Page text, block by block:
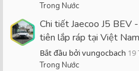
Trong Nước
Chi tiết Jaecoo J5 BEV
tiên lắp ráp tại Việt Nam
Bắt đầu bởi vungocbach 19
Trong Nước